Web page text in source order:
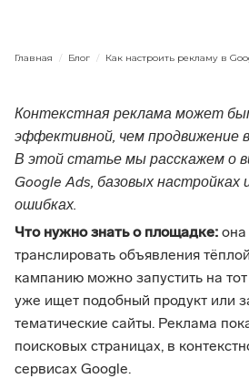
Главная / Блог / Как настроить рекламу в
Контекстная реклама может
эффективной, чем продвижение
В этой статье мы расскажем о
Google Ads, базовых настройках
ошибках.
Что нужно знать о площадке: она
транслировать объявления
кампанию можно запустить на
уже ищет подобный продукт или
тематические сайты. Реклама
поисковых страницах, в
сервисах Google.